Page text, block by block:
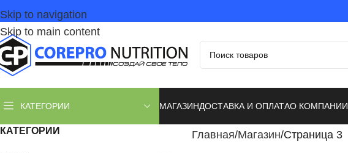
Skip to navigation
Skip to main content
КАТЕГОРИИ МАГАЗИНДОСТАВКА И ОПЛАТАО КОМПАНИИ
КАТЕГОРИИ Главная Магазин Страница 3